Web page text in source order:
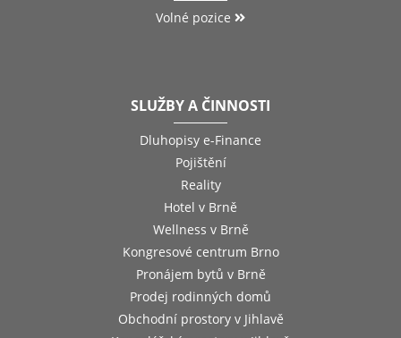
Volné pozice
SLUŽBY A ČINNOSTI
Dluhopisy e-Finance
Pojištění
Reality
Hotel v Brně
Wellness v Brně
Kongresové centrum Brno
Pronájem bytů v Brně
Prodej rodinných domů
Obchodní prostory v Jihlavě